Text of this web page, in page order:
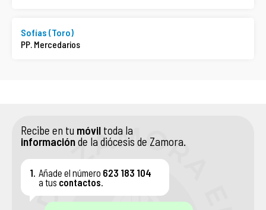
Sofías (Toro)
PP. Mercedarios
Recibe en tu móvil toda la
informaciónde la diócesis de Zamora.
1. Añade el número 623 183 104
a tus contactos.